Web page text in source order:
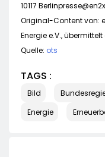
10117
Original-Content von:
Energie e.V.,
Quelle: ots
TAGS :
Bild
Energie